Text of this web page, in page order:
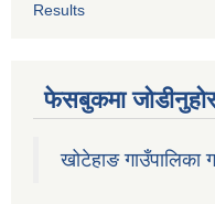
Results
फेसबुकमा
खोटेहाङ गाउँपालिका